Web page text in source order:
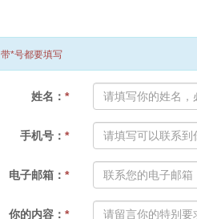
带*号都要填写
姓名： *
手机号： *
电子邮箱： *
你的内容： *